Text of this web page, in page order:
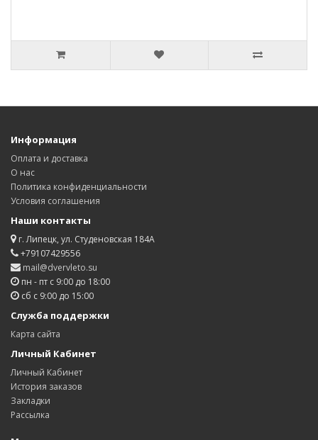
Информация
Оплата и доставка
О нас
Политика конфиденциальности
Условия соглашения
Наши контакты
г. Липецк, ул. Студеновская 184А
+79107429556
mail@dvervleto.su
пн - пт с 9:00 до 18:00
сб с 9:00 до 15:00
Служба поддержки
Карта сайта
Личный Кабинет
Личный Кабинет
История заказов
Закладки
Рассылка